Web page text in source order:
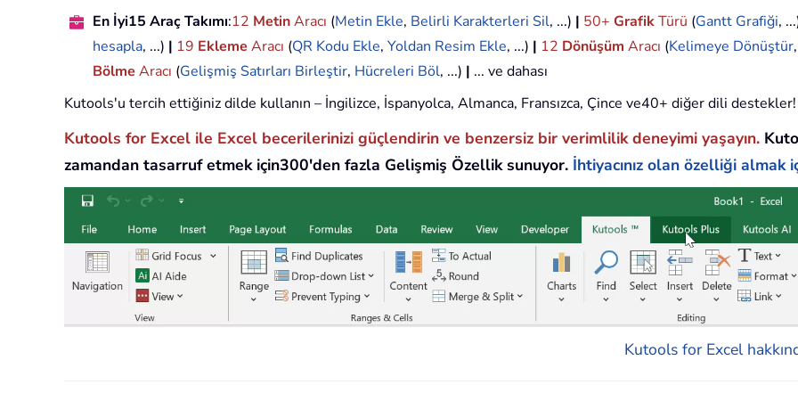
En İyi15 Araç Takımı:12 MetinAracı (Metin Ekle, Belirli Karakterleri Sil, ...) | 50+ GrafikTürü (Gantt Grafiği,
hesapla, ...) | 19 Ekleme Aracı (QR Kodu Ekle, Yoldan Resim Ekle, ...) | 12 Dönüşüm Aracı (Kelimeye Dönüştür,
Bölme Aracı (Gelişmiş Satırları Birleştir, Hücreleri Böl, ...) | ... ve dahası
Kutools'u tercih ettiğiniz dilde kullanın – İngilizce, İspanyolca, Almanca, Fransızca, Çince ve40+ diğer dili destekler!
Kutools for Excel ile Excel becerilerinizi güçlendirin ve benzersiz bir verimlilik deneyimi yaşayın.
zamandan tasarruf etmek için300'den fazla Gelişmiş Özellik sunuyor. İhtiyacınız olan özelliği almak
Kutools for Excel